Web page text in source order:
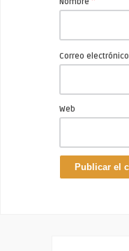
Correo electrónico
Web